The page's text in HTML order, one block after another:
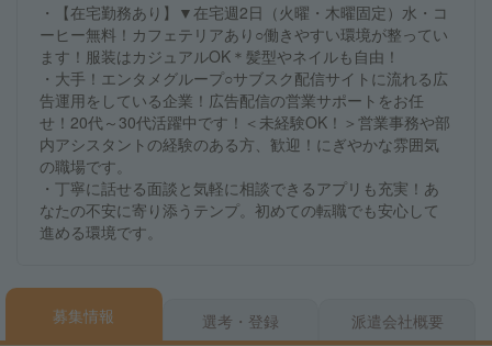
・【在宅勤務あり】▼在宅週2日（火曜・木曜固定）水・コ
ーヒー無料！カフェテリアあり○働きやすい環境が整ってい
ます！服装はカジュアルOK＊髪型やネイルも自由！
・大手！エンタメグループ○サブスク配信サイトに流れる広
告運用をしている企業！広告配信の営業サポートをお任
せ！20代～30代活躍中です！＜未経験OK！＞営業事務や部
内アシスタントの経験のある方、歓迎！にぎやかな雰囲気
の職場です。
・丁寧に話せる面談と気軽に相談できるアプリも充実！あ
なたの不安に寄り添うテンプ。初めての転職でも安心して
進める環境です。
募集情報 選考・登録 派遣会社概要